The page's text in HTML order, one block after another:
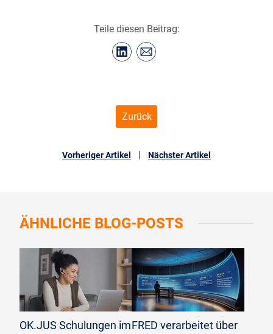
Teile diesen Beitrag:
Zurück
Vorheriger Artikel | Nächster Artikel
ÄHNLICHE BLOG-POSTS
OK.JUS Schulungen imFRED verarbeitet über